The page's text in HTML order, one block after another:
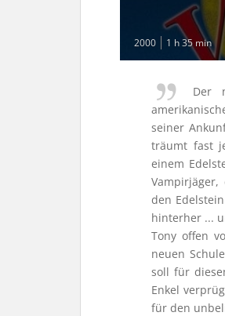
2000 1 h 35 min
Der
seiner
träumt fast
einem
den
hinterher ...
Tony offen
neuen
soll für
Enkel
für den